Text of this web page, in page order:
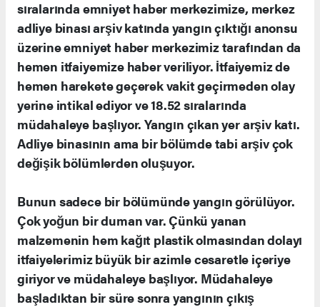
sıralarında emniyet haber merkezimize, merkez
adliye binası arşiv katında yangın çıktığı anonsu
üzerine emniyet haber merkezimiz tarafından da
hemen itfaiyemize haber veriliyor. İtfaiyemiz de
hemen harekete geçerek vakit geçirmeden olay
yerine intikal ediyor ve 18.52 sıralarında
müdahaleye başlıyor. Yangın çıkan yer arşiv katı.
Adliye binasının ama bir bölümde tabi arşiv çok
değişik bölümlerden oluşuyor.
Bunun sadece bir bölümünde yangın görülüyor.
Çok yoğun bir duman var. Çünkü yanan
malzemenin hem kağıt plastik olmasından dolayı
itfaiyelerimiz büyük bir azimle cesaretle içeriye
giriyor ve müdahaleye başlıyor. Müdahaleye
başladıktan bir süre sonra yangının çıkış